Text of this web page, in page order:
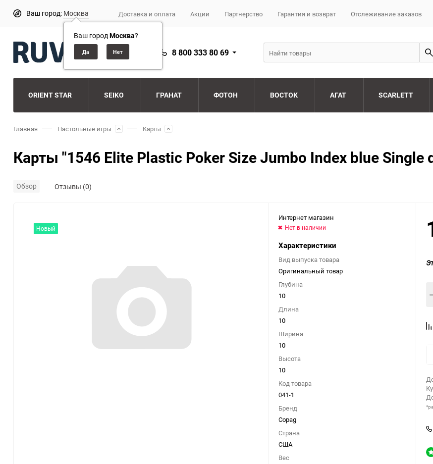
Ваш город: Москва
Ваш городМосква?
Доставка и оплата Акции Партнерство Гарантия и возврат Отслеживание заказов
8 800 333 80 69
ORIENT STAR SEIKO ГРАНАТ ФОТОН ВОСТОК АГАТ SCARLETT
Главная Настольные игры Карты
Карты "1546 Elite Plastic Poker Size Jumbo Index blue Single
Обзор Отзывы (0)
Новый
Интернет магазин
Нет в наличии
Характеристики
Вид выпуска товара
Оригинальный товар
Глубина
10
Длина
10
Ширина
10
Высота
10
Код товара
041-1
Бренд
Copag
Страна
США
Вес